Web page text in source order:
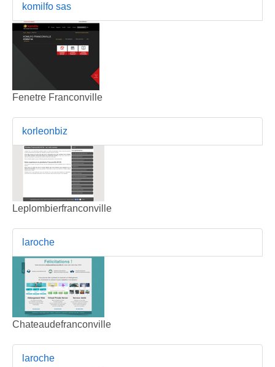
komilfo sas
Fenetre Franconville
korleonbiz
Leplombierfranconville
laroche
Chateaudefranconville
laroche